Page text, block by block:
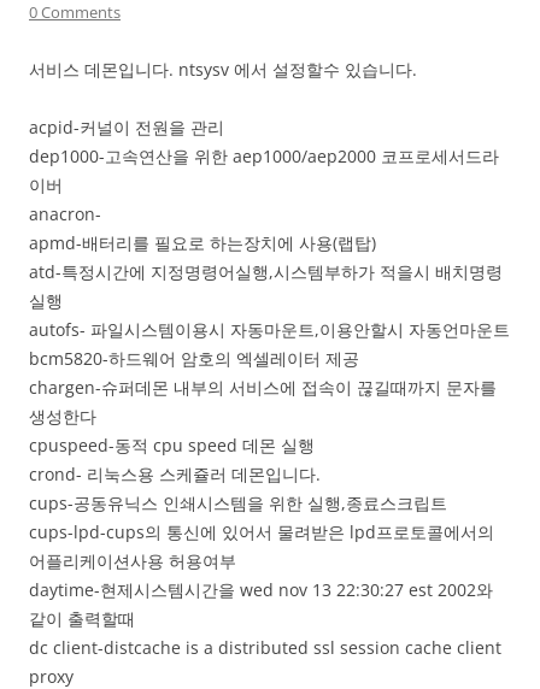
0 Comments
서비스 데몬입니다. ntsysv 에서 설정할수 있습니다.
acpid-커널이 전원을 관리
dep1000-고속연산을 위한 aep1000/aep2000 코프로세서드라
이버
anacron-
apmd-배터리를 필요로 하는장치에 사용(랩탑)
atd-특정시간에 지정명령어실행,시스템부하가 적을시 배치명령
실행
autofs- 파일시스템이용시 자동마운트,이용안할시 자동언마운트
bcm5820-하드웨어 암호의 엑셀레이터 제공
chargen-슈퍼데몬 내부의 서비스에 접속이 끊길때까지 문자를
생성한다
cpuspeed-동적 cpu speed 데몬 실행
crond- 리눅스용 스케쥴러 데몬입니다.
cups-공동유닉스 인쇄시스템을 위한 실행,종료스크립트
cups-lpd-cups의 통신에 있어서 물려받은 lpd프로토콜에서의
어플리케이션사용 허용여부
daytime-현제시스템시간을 wed nov 13 22:30:27 est 2002와
같이 출력할때
dc client-distcache is a distributed ssl session cache client
proxy